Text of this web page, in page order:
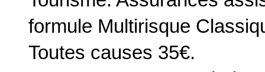
formule Multirisque
Toutes causes 35€.